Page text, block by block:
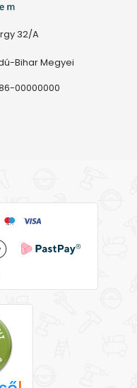
32/A
Bihar Megyei
00000000